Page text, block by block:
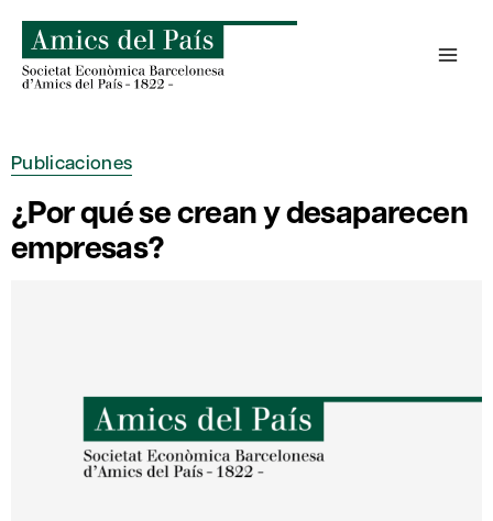
contenido
Publicaciones
¿Por qué se crean y desaparecen
empresas?